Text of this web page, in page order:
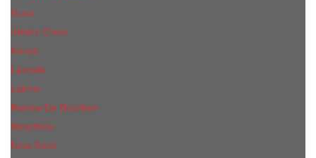
Gucci
Jimmy Choo
Kenzo
Lacoste
Lanvin
Marina De Bourbon
Moschino
Nina Ricci